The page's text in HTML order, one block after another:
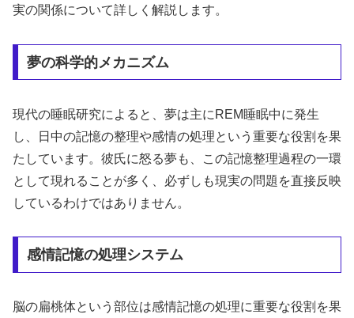
実の関係について詳しく解説します。
夢の科学的メカニズム
現代の睡眠研究によると、夢は主にREM睡眠中に発生
し、日中の記憶の整理や感情の処理という重要な役割を果
たしています。彼氏に怒る夢も、この記憶整理過程の一環
として現れることが多く、必ずしも現実の問題を直接反映
しているわけではありません。
感情記憶の処理システム
脳の扁桃体という部位は感情記憶の処理に重要な役割を果